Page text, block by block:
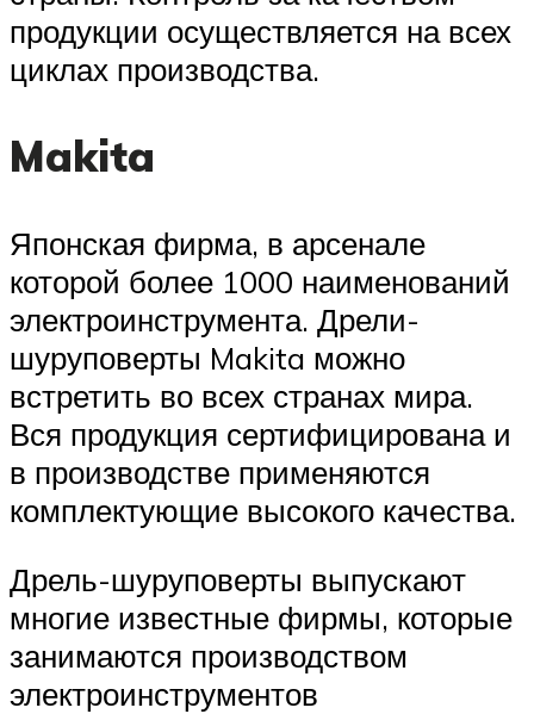
продукции осуществляется на всех
циклах производства.
Makita
Японская фирма, в арсенале
которой более 1000 наименований
электроинструмента. Дрели-
шуруповерты Makita можно
встретить во всех странах мира.
Вся продукция сертифицирована и
в производстве применяются
комплектующие высокого качества.
Дрель-шуруповерты выпускают
многие известные фирмы, которые
занимаются производством
электроинструментов